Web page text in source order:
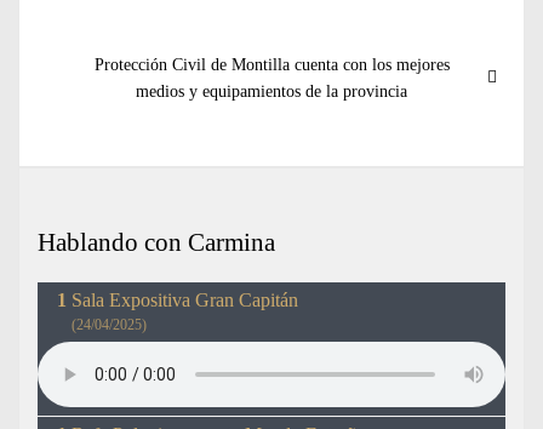
Entrada
siguiente:
Protección Civil de Montilla cuenta con los mejores
medios y equipamientos de la provincia
Hablando con Carmina
Sala Expositiva Gran Capitán
(24/04/2025)